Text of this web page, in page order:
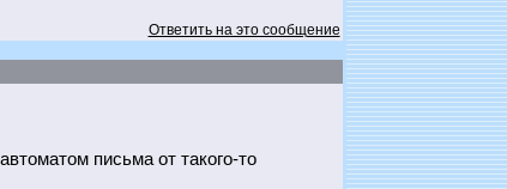
Ответить на это сообщение
письма от такого-то